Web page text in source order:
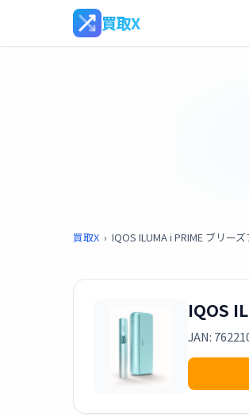
買取X
買取X › IQOS ILUMA i PRIME ブリー
IQOS
JAN: